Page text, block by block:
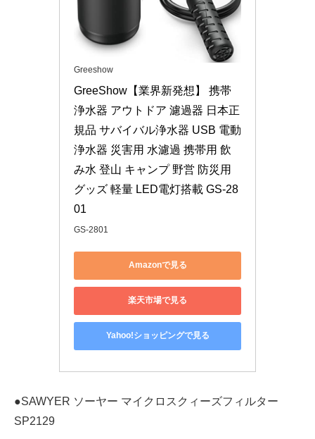
Greeshow
GreeShow【業界新発想】 携帯
浄水器 アウトドア 濾過器 日本正
規品 サバイバル浄水器 USB 電動
浄水器 災害用 水濾過 携帯用 飲
み水 登山 キャンプ 野営 防災用
グッズ 軽量 LED電灯搭載 GS-28
01
GS-2801
Amazonで見る
楽天市場で見る
Yahoo!ショッピングで見る
●SAWYER ソーヤー マイクロスクィーズフィルター
SP2129